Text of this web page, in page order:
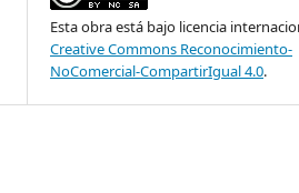
Esta obra está bajo licencia
Creative Commons Reconocimiento-
NoComercial-CompartirIgual 4.0.